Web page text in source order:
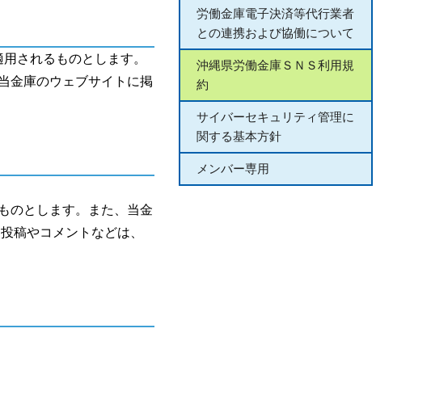
されるものとします。
金庫のウェブサイトに掲
のとします。また、当金
稿やコメントなどは、
労働金庫電子決済等代行業者
との連携および協働について
沖縄県労働金庫ＳＮＳ利用規
約
サイバーセキュリティ管理に
関する基本方針
メンバー専用